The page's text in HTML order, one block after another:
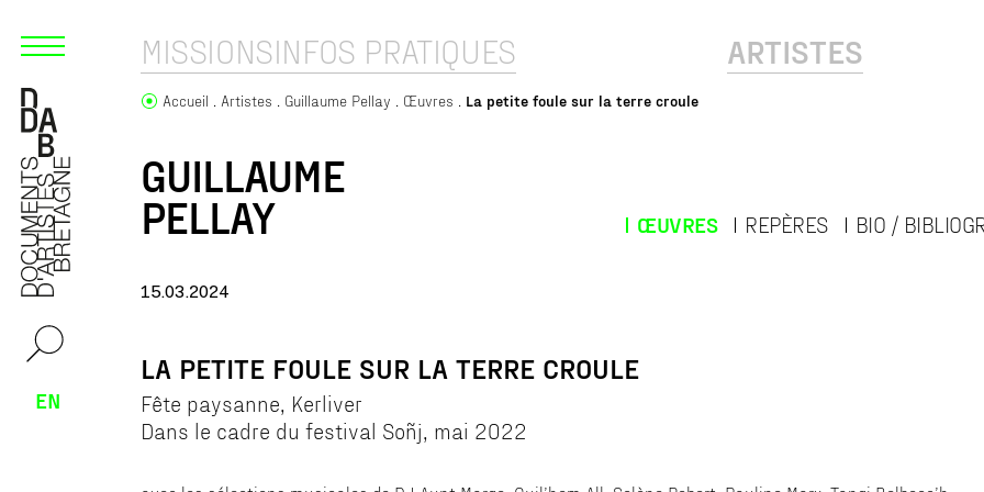
EN
MISSIONSINFOS PRATIQUES ARTISTES
Accueil Artistes Guillaume Pellay Œuvres La petite foule sur la terre croule
GUILLAUME
PELLAY ŒUVRES REPÈRES BIO /
15.03.2024
LA PETITE FOULE SUR LA TERRE CROULE
Fête paysanne, Kerliver
Dans le cadre du festival Soñj, mai 2022